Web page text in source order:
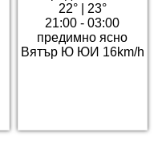
22°| 23°
21:00 - 03:00
предимно ясно
Вятър Ю ЮИ 16km/h